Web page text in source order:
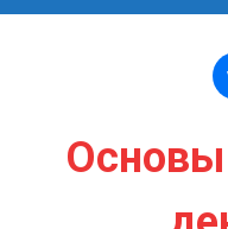
Перейти к содержимому
Основы